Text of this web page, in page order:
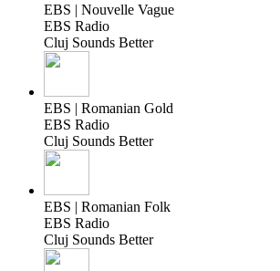
EBS | Nouvelle Vague
EBS Radio
Cluj Sounds Better
EBS | Romanian Gold
EBS Radio
Cluj Sounds Better
EBS | Romanian Folk
EBS Radio
Cluj Sounds Better